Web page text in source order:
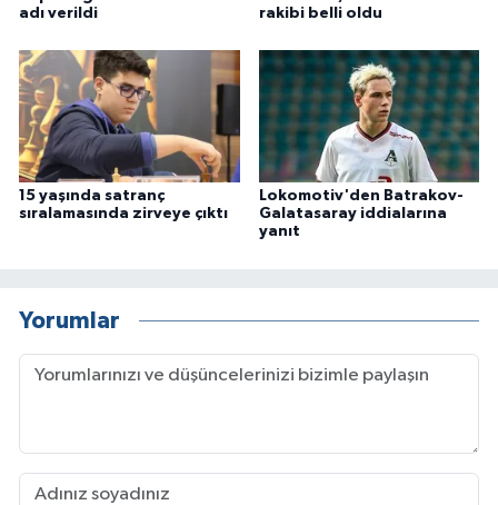
adı verildi
rakibi belli oldu
15 yaşında satranç
sıralamasında zirveye çıktı
Lokomotiv'den Batrakov-
Galatasaray iddialarına
yanıt
Yorumlar